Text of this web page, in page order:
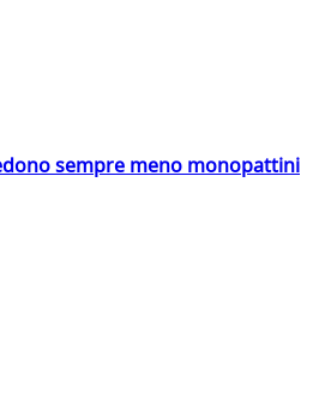
sempre meno monopattini